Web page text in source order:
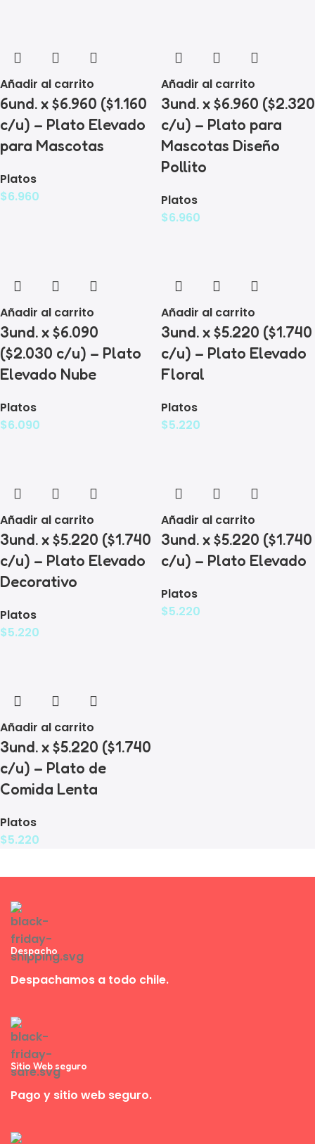
Añadir al carrito
6und. x $6.960 ($1.160
c/u) – Plato Elevado
para Mascotas
Platos
$6.960
Añadir al carrito
3und. x $6.960 ($2.320
c/u) – Plato para
Mascotas Diseño
Pollito
Platos
$6.960
Añadir al carrito
3und. x $6.090
($2.030 c/u) – Plato
Elevado Nube
Platos
$6.090
Añadir al carrito
3und. x $5.220 ($1.740
c/u) – Plato Elevado
Floral
Platos
$5.220
Añadir al carrito
3und. x $5.220 ($1.740
c/u) – Plato Elevado
Decorativo
Platos
$5.220
Añadir al carrito
3und. x $5.220 ($1.740
c/u) – Plato Elevado
Platos
$5.220
Añadir al carrito
3und. x $5.220 ($1.740
c/u) – Plato de
Comida Lenta
Platos
$5.220
Despacho
Despachamos a todo chile.
Sitio Web seguro
Pago y sitio web seguro.